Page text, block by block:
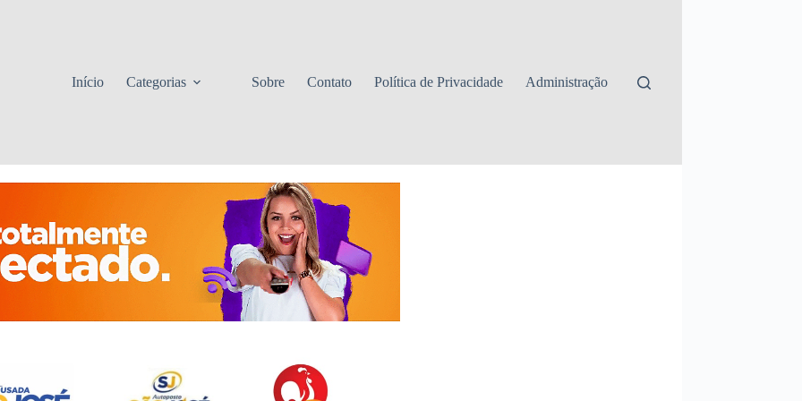
Início
Categorias Sobre Contato Política de Privacidade Administração